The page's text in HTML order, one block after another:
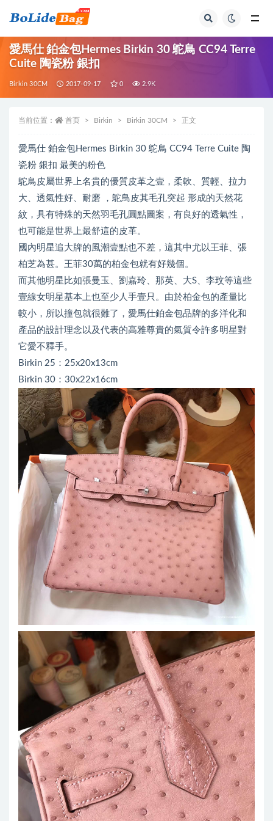
愛馬仕 鉑金包Hermes Birkin 30 鴕鳥 CC94 Terre
Cuite 陶瓷粉 銀扣
Birkin 30CM 2017-09-17 0 2.9K
当前位置： 首页 Birkin Birkin 30CM 正文
愛馬仕 鉑金包Hermes Birkin 30 鴕鳥 CC94 Terre Cuite 陶
瓷粉 銀扣 最美的粉色
鴕鳥皮屬世界上名貴的優質皮革之壹，柔軟、質輕、拉力
大、透氣性好、耐磨 ，鴕鳥皮其毛孔突起 形成的天然花
紋，具有特殊的天然羽毛孔圓點圖案，有良好的透氣性，
也可能是世界上最舒這的皮革。
國內明星追大牌的風潮壹點也不差，這其中尤以王菲、張
柏芝為甚。王菲30萬的柏金包就有好幾個。
而其他明星比如張曼玉、劉嘉玲、那英、大S、李玟等這些
壹線女明星基本上也至少人手壹只。由於柏金包的產量比
較小，所以撞包就很難了，愛馬仕鉑金包品牌的多洋化和
產品的設計理念以及代表的高雅尊貴的氣質令許多明星對
它愛不釋手。
Birkin 25：25x20x13cm
Birkin 30：30x22x16cm